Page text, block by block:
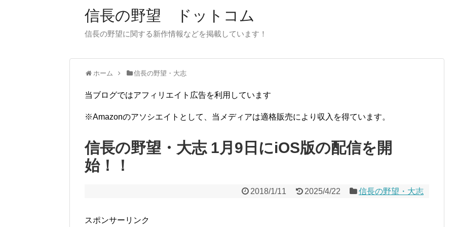
信長の野望 ドットコム
信長の野望に関する新作情報などを掲載しています！
ホーム 信長の野望・大志
当ブログではアフィリエイト広告を利用しています
※Amazonのアソシエイトとして、当メディアは適格販売により収入を得ています。
信長の野望・大志 1月9日にiOS版の配信を開
始！！
2018/1/11 2025/4/22 信長の野望・大志
スポンサーリンク